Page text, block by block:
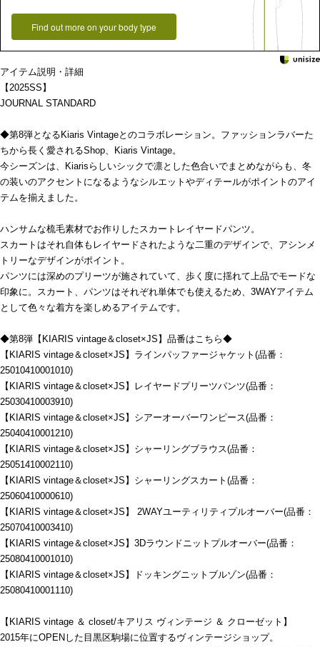
Find out more on your body type
アイテム説明・詳細
【2025SS】
JOURNAL STANDARD
◆第8弾となるKiaris Vintageとのコラボレーション。ファッションラバーた
ちから長く愛されるShop、Kiaris Vintage。
今シーズンは、Kiarisらしいシックで凛とした色合いでまとめながらも、冬
の装いのアクセントになるようなシルエットやディテールがポイントのアイ
テムを揃えました。
ハンサムな梳毛素材でお作りしたスカートレイヤードパンツ。
スカートはそれ自体もレイヤードされたような二重のデザインで、アシンメ
トリーなデザインがポイント。
パンツには深めのプリーツが施されていて、歩く度に揺れて上品でモードな
印象に。スカート、パンツはそれぞれ単体でも使えるため、3WAYアイテム
として色々な着方を楽しめるアイテムです。
◆第8弾【KIARIS vintage＆closet×JS】品番はこちら◆
【KIARIS vintage＆closet×JS】ラインパッファージャケット(品番：
25010410001010)
【KIARIS vintage＆closet×JS】レイヤードプリーツパンツ(品番：
25030410003910)
【KIARIS vintage＆closet×JS】シアーオーバーワンピース(品番：
25040410001210)
【KIARIS vintage＆closet×JS】シャーリングブラウス(品番：
25051410002110)
【KIARIS vintage＆closet×JS】シャーリングスカート(品番：
25060410000610)
【KIARIS vintage＆closet×JS】 2WAYユーティリティプルオーバー(品番：
25070410003410)
【KIARIS vintage＆closet×JS】3Dラウンドニットプルオーバー(品番：
25080410001010)
【KIARIS vintage＆closet×JS】ドッキングニットブルゾン(品番：
25080410001110)
【KIARIS vintage ＆ closet/キアリス ヴィンテージ ＆ クローゼット】
2015年にOPENした目黒区駒場に位置するヴィンテージショップ。